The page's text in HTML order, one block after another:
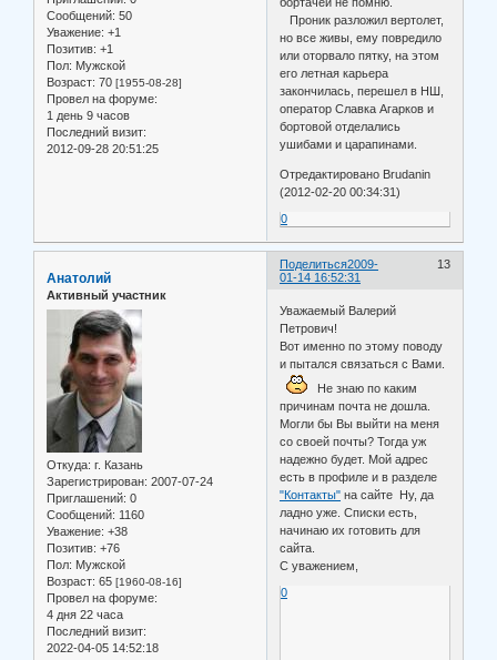
Сообщений: 50
Уважение: +1
Позитив: +1
Пол: Мужской
Возраст: 70 [1955-08-28]
Провел на форуме:
1 день 9 часов
Последний визит:
2012-09-28 20:51:25
Проник разложил вертолет,
но все живы, ему повредило
или оторвало пятку, на этом
его летная карьера
закончилась, перешел в НШ,
оператор Славка Агарков и
бортовой отделались
ушибами и царапинами.
Отредактировано Brudanin
(2012-02-20 00:34:31)
0
Поделиться 13
2009-
01-14 16:52:31
Анатолий
Активный участник
Откуда: г. Казань
Зарегистрирован: 2007-07-24
Приглашений: 0
Сообщений: 1160
Уважение: +38
Позитив: +76
Пол: Мужской
Возраст: 65 [1960-08-16]
Провел на форуме:
4 дня 22 часа
Последний визит:
2022-04-05 14:52:18
Уважаемый Валерий
Петрович!
Вот именно по этому поводу
и пытался связаться с Вами.
Не знаю по каким
причинам почта не дошла.
Могли бы Вы выйти на меня
со своей почты? Тогда уж
надежно будет. Мой адрес
есть в профиле и в разделе
"Контакты" на сайте Ну, да
ладно уже. Списки есть,
начинаю их готовить для
сайта.
С уважением,
0